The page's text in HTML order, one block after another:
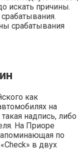
искать причины.
срабатывания
как
на
надпись, либо
На Приоре
по
в двух